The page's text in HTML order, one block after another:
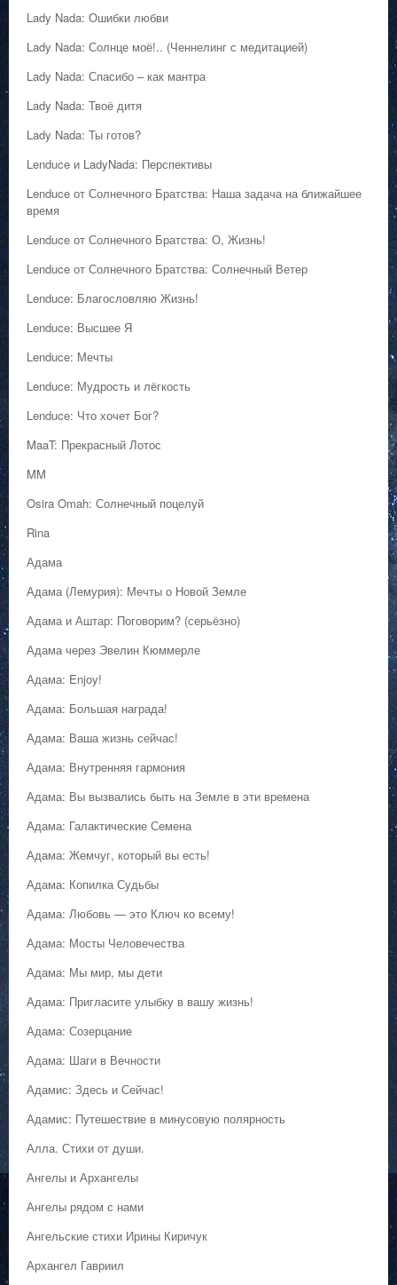
Lady Nada: Ошибки любви
Lady Nada: Солнце моё!.. (Ченнелинг с медитацией)
Lady Nada: Спасибо – как мантра
Lady Nada: Твоё дитя
Lady Nada: Ты готов?
Lenduce и LadyNada: Перспективы
Lenduce от Солнечного Братства: Наша задача на ближайшее
время
Lenduce от Солнечного Братства: О, Жизнь!
Lenduce от Солнечного Братства: Солнечный Ветер
Lenduce: Благословляю Жизнь!
Lenduce: Высшее Я
Lenduce: Мечты
Lenduce: Мудрость и лёгкость
Lenduce: Что хочет Бог?
MaaT: Прекрасный Лотос
MM
Osira Omah: Солнечный поцелуй
Rina
Адама
Адама (Лемурия): Мечты о Новой Земле
Адама и Аштар: Поговорим? (серьёзно)
Адама через Эвелин Кюммерле
Адама: Enjoy!
Адама: Большая награда!
Адама: Ваша жизнь сейчас!
Адама: Внутренняя гармония
Адама: Вы вызвались быть на Земле в эти времена
Адама: Галактические Семена
Адама: Жемчуг, который вы есть!
Адама: Копилка Судьбы
Адама: Любовь — это Ключ ко всему!
Адама: Мосты Человечества
Адама: Мы мир, мы дети
Адама: Пригласите улыбку в вашу жизнь!
Адама: Созерцание
Адама: Шаги в Вечности
Адамис: Здесь и Сейчас!
Адамис: Путешествие в минусовую полярность
Алла. Стихи от души.
Ангелы и Архангелы
Ангелы рядом с нами
Ангельские стихи Ирины Киричук
Архангел Гавриил